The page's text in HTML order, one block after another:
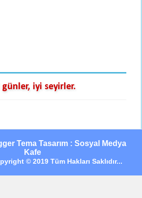
iyi seyirler.
Tema Tasarım : Sosyal Medya
Kafe
© 2019 Tüm Hakları Saklıdır...